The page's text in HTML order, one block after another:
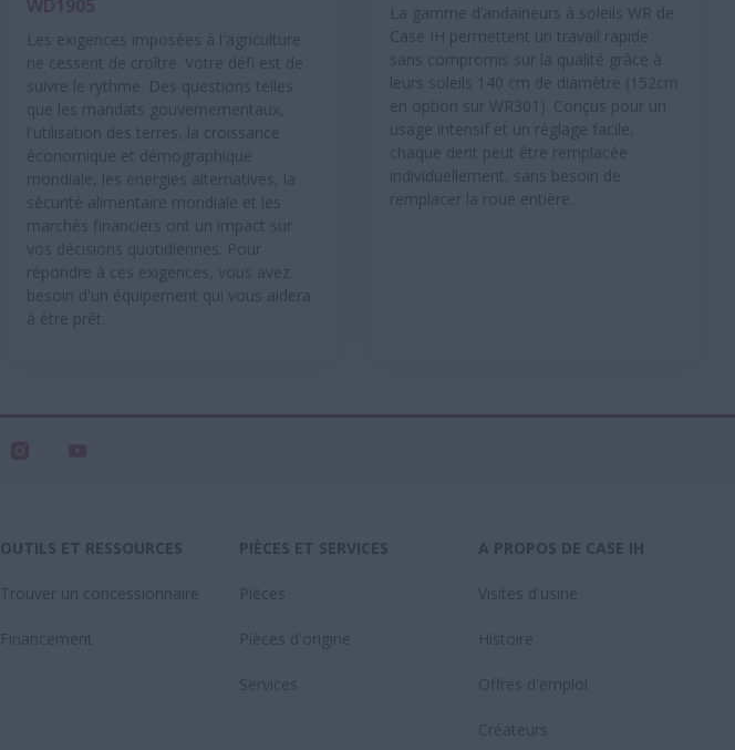
Les exigences imposées à l'agriculture
ne cessent de croître. Votre défi est de
suivre le rythme. Des questions telles
que les mandats gouvernementaux,
l'utilisation des terres, la croissance
économique et démographique
mondiale, les énergies alternatives, la
sécurité alimentaire mondiale et les
marchés financiers ont un impact sur
vos décisions quotidiennes. Pour
répondre à ces exigences, vous avez
besoin d'un équipement qui vous aidera
à être prêt.
La gamme d’andaineurs à soleils WR de
Case IH permettent un travail rapide
sans compromis sur la qualité grâce à
leurs soleils 140 cm de diamètre (152cm
en option sur WR301). Conçus pour un
usage intensif et un réglage facile,
chaque dent peut être remplacée
individuellement, sans besoin de
remplacer la roue entière.
OUTILS ET RESSOURCES
Trouver un concessionnaire
Financement
PIÈCES ET SERVICES
Pièces
Pièces d'origine
Services
A PROPOS DE CASE IH
Visites d'usine
Histoire
Offres d'emploi
Créateurs